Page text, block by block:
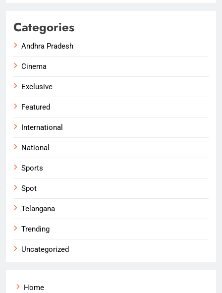
Categories
Andhra Pradesh
Cinema
Exclusive
Featured
International
National
Sports
Spot
Telangana
Trending
Uncategorized
Home